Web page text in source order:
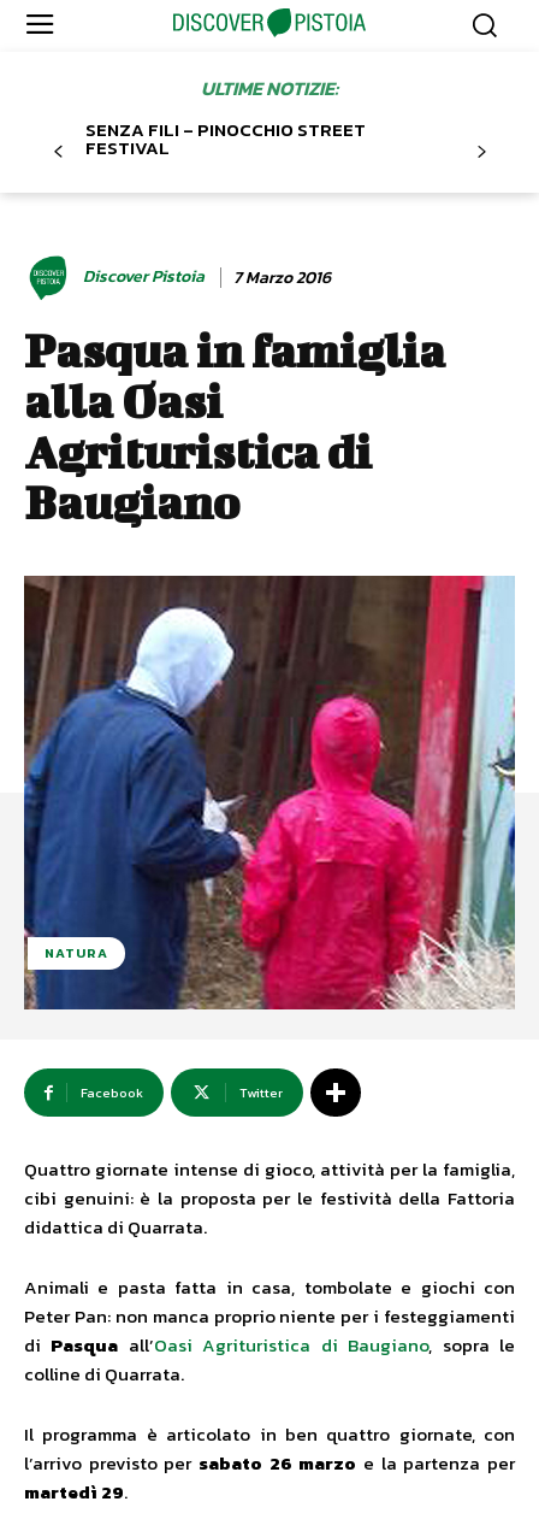
ULTIME NOTIZIE:
SENZA FILI – PINOCCHIO STREET
FESTIVAL
Discover Pistoia 7 Marzo 2016
Pasqua in famiglia
alla Oasi
Agrituristica di
Baugiano
NATURA
Facebook Twitter
Quattro giornate intense di gioco, attività per la famiglia,
cibi genuini: è la proposta per le festività della Fattoria
didattica di Quarrata.
Animali e pasta fatta in casa, tombolate e giochi con
Peter Pan: non manca proprio niente per i festeggiamenti
di Pasqua all’Oasi Agrituristica di Baugiano, sopra le
colline di Quarrata.
Il programma è articolato in ben quattro giornate, con
l’arrivo previsto per sabato 26 marzo e la partenza per
martedì 29.